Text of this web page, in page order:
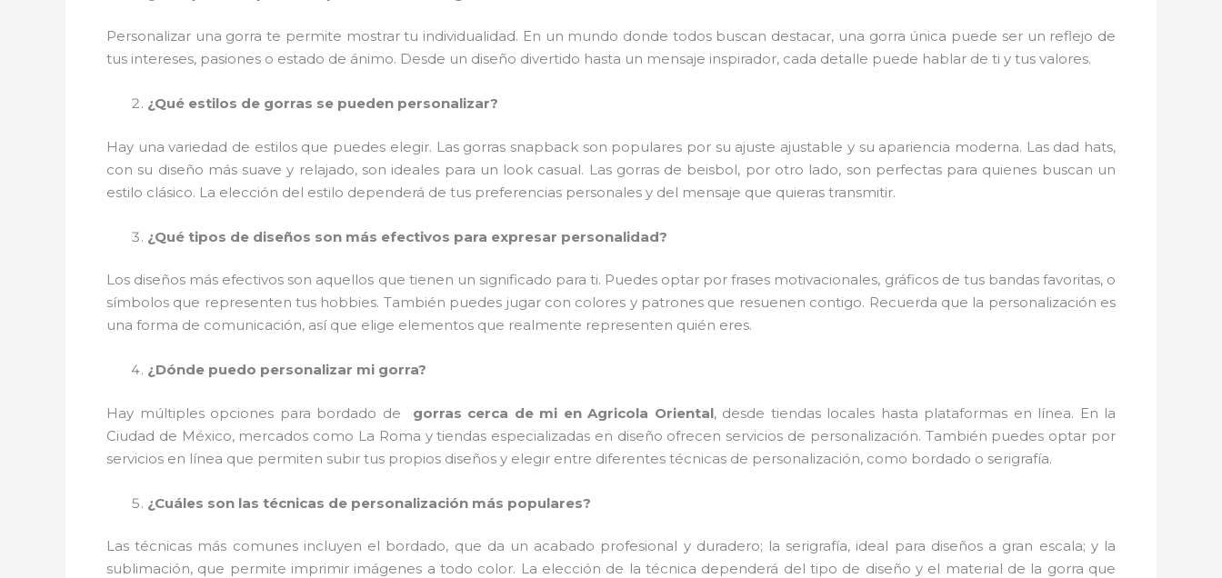
Personalizar una gorra te permite mostrar tu individualidad. En un mundo donde todos buscan destacar, una gorra única puede ser un reflejo de
tus intereses, pasiones o estado de ánimo. Desde un diseño divertido hasta un mensaje inspirador, cada detalle puede hablar de ti y tus valores.
¿Qué estilos de gorras se pueden personalizar?
Hay una variedad de estilos que puedes elegir. Las gorras snapback son populares por su ajuste ajustable y su apariencia moderna. Las dad hats,
con su diseño más suave y relajado, son ideales para un look casual. Las gorras de beisbol, por otro lado, son perfectas para quienes buscan un
estilo clásico. La elección del estilo dependerá de tus preferencias personales y del mensaje que quieras transmitir.
¿Qué tipos de diseños son más efectivos para expresar personalidad?
Los diseños más efectivos son aquellos que tienen un significado para ti. Puedes optar por frases motivacionales, gráficos de tus bandas favoritas, o
símbolos que representen tus hobbies. También puedes jugar con colores y patrones que resuenen contigo. Recuerda que la personalización es
una forma de comunicación, así que elige elementos que realmente representen quién eres.
¿Dónde puedo personalizar mi gorra?
Hay múltiples opciones para bordado de gorras cerca de mi en Agricola Oriental, desde tiendas locales hasta plataformas en línea. En la
Ciudad de México, mercados como La Roma y tiendas especializadas en diseño ofrecen servicios de personalización. También puedes optar por
servicios en línea que permiten subir tus propios diseños y elegir entre diferentes técnicas de personalización, como bordado o serigrafía.
¿Cuáles son las técnicas de personalización más populares?
Las técnicas más comunes incluyen el bordado, que da un acabado profesional y duradero; la serigrafía, ideal para diseños a gran escala; y la
sublimación, que permite imprimir imágenes a todo color. La elección de la técnica dependerá del tipo de diseño y el material de la gorra que